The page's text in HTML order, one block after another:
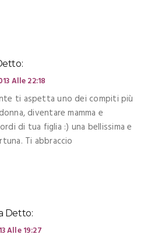
Alle 22:18
ti aspetta uno dei compiti più
diventare mamma e
di tua figlia :) una bellissima e
Ti abbraccio
Detto:
Alle 19:27